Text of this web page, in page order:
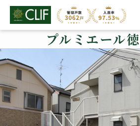
プルミエール
株式会社クライフ 管理物件の紹介 >西京区>プル
プルミエール徳田